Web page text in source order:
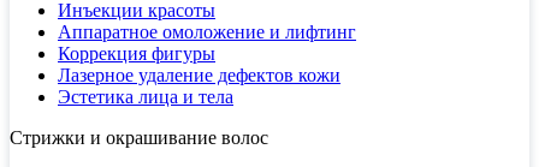
Инъекции красоты
Аппаратное омоложение и лифтинг
Коррекция фигуры
Лазерное удаление дефектов кожи
Эстетика лица и тела
Стрижки и окрашивание волос